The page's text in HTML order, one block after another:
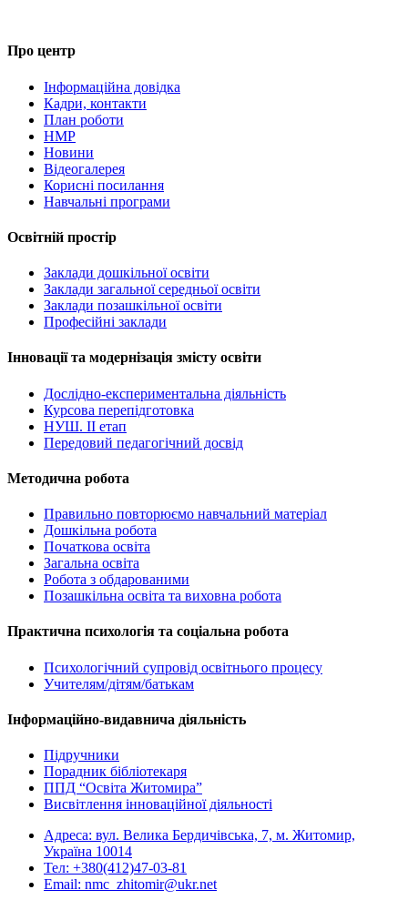
Про центр
Інформаційна довідка
Кадри, контакти
План роботи
НМР
Новини
Відеогалерея
Корисні посилання
Навчальні програми
Освітній простір
Заклади дошкільної освіти
Заклади загальної середньої освіти
Заклади позашкільної освіти
Професійні заклади
Інновації та модернізація змісту освіти
Дослідно-експериментальна діяльність
Курсова перепідготовка
НУШ. ІІ етап
Передовий педагогічний досвід
Методична робота
Правильно повторюємо навчальний матеріал
Дошкільна робота
Початкова освіта
Загальна освіта
Робота з обдарованими
Позашкільна освіта та виховна робота
Практична психологія та соціальна робота
Психологічний супровід освітнього процесу
Учителям/дітям/батькам
Інформаційно-видавнича діяльність
Підручники
Порадник бібліотекаря
ППД “Освіта Житомира”
Висвітлення інноваційної діяльності
Адреса: вул. Велика Бердичівська, 7, м. Житомир,
Україна 10014
Тел: +380(412)47-03-81
Email: nmc_zhitomir@ukr.net